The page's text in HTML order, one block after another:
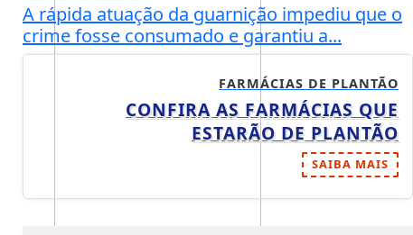
A rápida atuação da guarnição impediu que o
crime fosse consumado e garantiu a...
FARMÁCIAS DE PLANTÃO
CONFIRA AS FARMÁCIAS QUE
ESTARÃO DE PLANTÃO
SAIBA MAIS